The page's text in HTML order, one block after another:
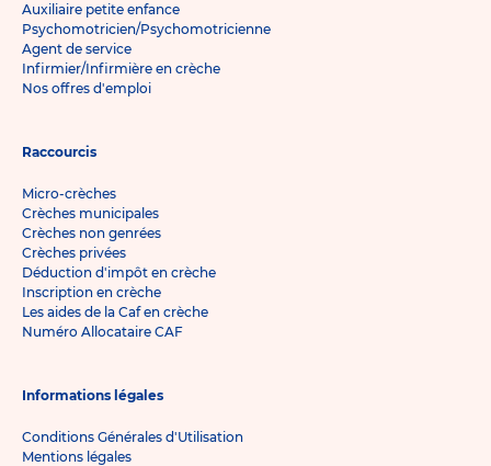
Auxiliaire petite enfance
Psychomotricien/Psychomotricienne
Agent de service
Infirmier/Infirmière en crèche
Nos offres d'emploi
Raccourcis
Micro-crèches
Crèches municipales
Crèches non genrées
Crèches privées
Déduction d'impôt en crèche
Inscription en crèche
Les aides de la Caf en crèche
Numéro Allocataire CAF
Informations légales
Conditions Générales d'Utilisation
Mentions légales